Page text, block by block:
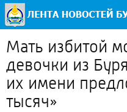
Мать избитой
девочки из
их имени
тысяч»